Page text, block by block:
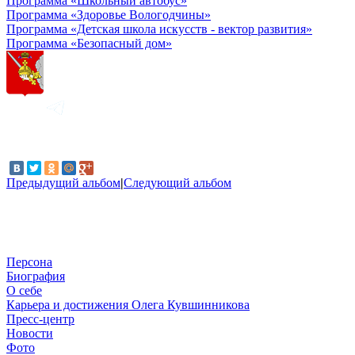
Программа «Здоровье Вологодчины»
Программа «Детская школа искусств - вектор развития»
Программа «Безопасный дом»
Предыдущий альбом|Следующий альбом
Персона
Биография
О себе
Карьера и достижения Олега Кувшинникова
Пресс-центр
Новости
Фото